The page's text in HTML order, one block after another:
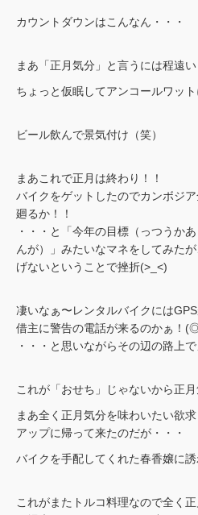
カウントダウンはこんなん・・・
まあ「正月気分」と言うには程遠い
ちょっと仮眠してアンコールワッ
ビール飲んで景気付け（笑）
まあこれで正月は終わり！！
バイクをゲットしたのでカンボジ
廻るか！！
・・・と「今年の目標（っつうか
んが）」みたいなマネをしてみた
げないということで挫折(>_<)
凄いなぁ〜レンタルバイクには
借主に警告の電話が来るのかぁ！
・・・と思いながらその辺の路上で
これが「おせち」じゃないから正月
まあ全く正月気分を味わいたい欲
アップに帰って来たのだが・・・
バイクを手配してくれた春香嬢に誘
これがまたトルコ料理なので全く